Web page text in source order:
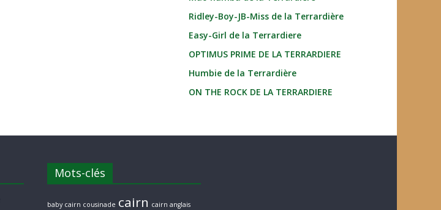
Ridley-Boy-JB-Miss de la Terrardière
Easy-Girl de la Terrardiere
OPTIMUS PRIME DE LA TERRARDIERE
Humbie de la Terrardière
ON THE ROCK DE LA TERRARDIERE
Mots-clés
baby cairn cousinade cairn cairn anglais